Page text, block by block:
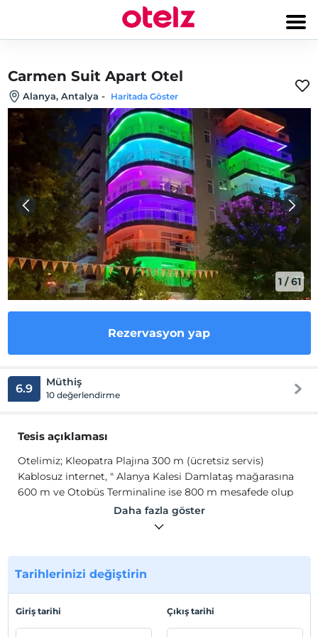
Carmen Suit Apart Otel
Alanya, Antalya - Haritada Göster
1 /61
Rezervasyon yap
6.9 Müthiş
10 değerlendirme
Tesis açıklaması
Otelimiz; Kleopatra Plajına 300 m (ücretsiz servis)
Kablosuz internet, " Alanya Kalesi Damlataş mağarasına
600 m ve Otobüs Terminaline ise 800 m mesafede olup
eşsiz konumu ile Alanya nın merkezinin her bir noktasına
5 dakika yürüme mesafesindedir.
Kablosuz internet, " Alanya Kalesi Damlataş mağarasına
600 m ve Otobüs Terminaline ise 800 m mesafede olup
Tesis lokasyon bilgileri
Daha fazla göster
Tarihlerinizi değiştirin
Giriş tarihi Çıkış tarihi